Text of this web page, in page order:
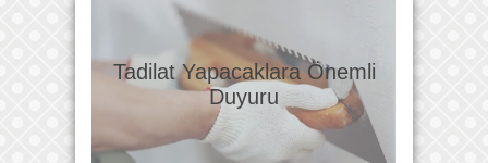
Tadilat Yapacaklara Önemli
Duyuru